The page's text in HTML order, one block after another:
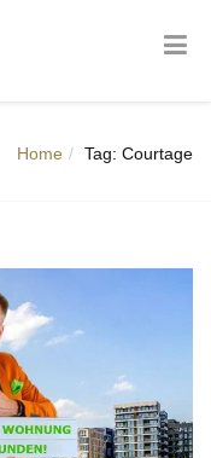
Home Tag: Courtage